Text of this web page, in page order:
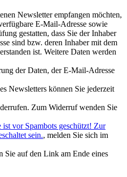
Newsletter empfangen möchten,
E-Mail-Adresse sowie
gestatten, dass Sie der Inhaber
sind bzw. deren Inhaber mit dem
ist. Weitere Daten werden
der Daten, der E-Mail-Adresse
Newsletters können Sie jederzeit
Zum Widerruf wenden Sie
vor Spambots geschützt! Zur
sein., melden Sie sich im
Sie auf den Link am Ende eines